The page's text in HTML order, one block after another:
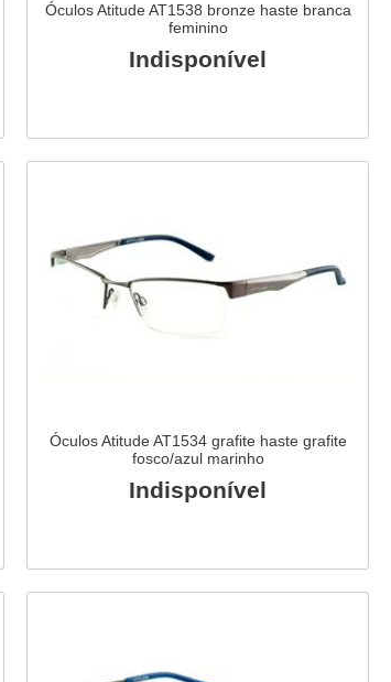
Óculos Atitude AT1538 bronze haste branca
feminino
Indisponível
Óculos Atitude AT1534 grafite haste grafite
fosco/azul marinho
Indisponível